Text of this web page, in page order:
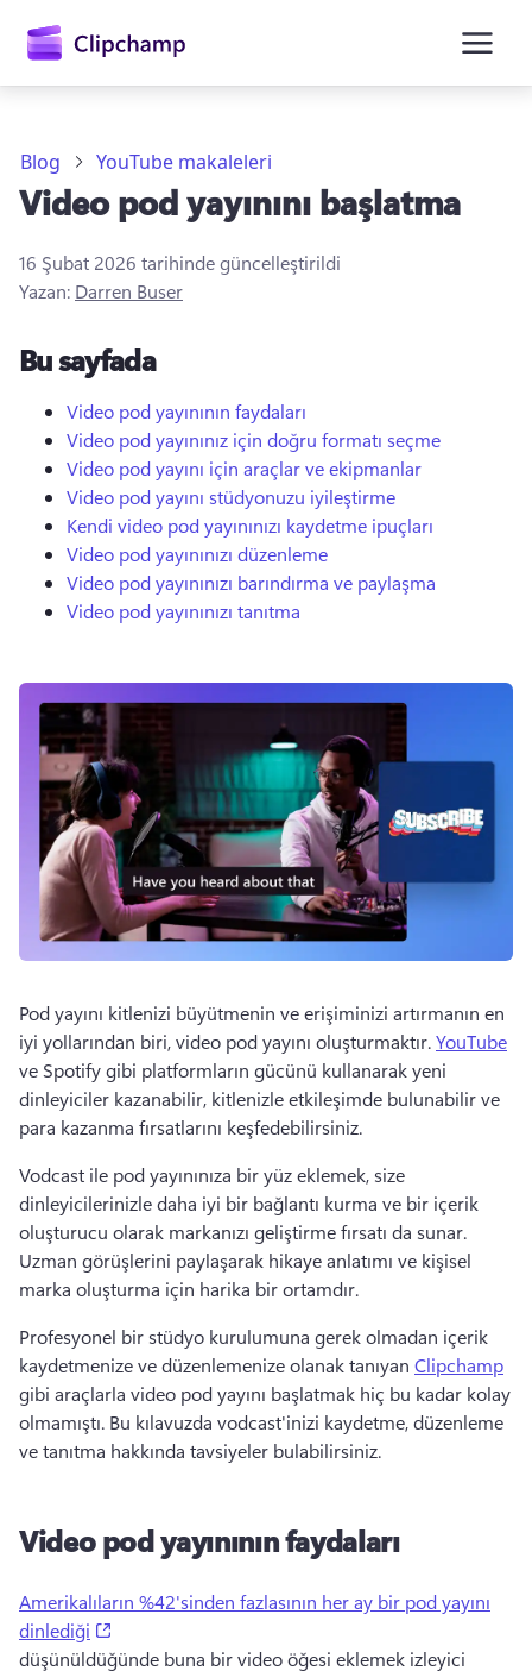
Oturum açın
Ücretsiz deneyin
Blog YouTube makaleleri
Video pod yayınını başlatma
16 Şubat 2026 tarihinde güncelleştirildi
Yazan: Darren Buser
Bu sayfada
Video pod yayınının faydaları
Video pod yayınınız için doğru formatı seçme
Video pod yayını için araçlar ve ekipmanlar
Video pod yayını stüdyonuzu iyileştirme
Kendi video pod yayınınızı kaydetme ipuçları
Video pod yayınınızı düzenleme
Video pod yayınınızı barındırma ve paylaşma
Video pod yayınınızı tanıtma
Pod yayını kitlenizi büyütmenin ve erişiminizi artırmanın en
iyi yollarından biri, video pod yayını oluşturmaktır. YouTube
ve Spotify gibi platformların gücünü kullanarak yeni
dinleyiciler kazanabilir, kitlenizle etkileşimde bulunabilir ve
para kazanma fırsatlarını keşfedebilirsiniz.
Vodcast ile pod yayınınıza bir yüz eklemek, size
dinleyicilerinizle daha iyi bir bağlantı kurma ve bir içerik
Uzman görüşlerini paylaşarak hikaye anlatımı ve kişisel
marka oluşturma için harika bir ortamdır.
Profesyonel bir stüdyo kurulumuna gerek olmadan içerik
kaydetmenize ve düzenlemenize olanak tanıyan Clipchamp
gibi araçlarla video pod yayını başlatmak hiç bu kadar kolay
olmamıştı. Bu kılavuzda vodcast'inizi kaydetme, düzenleme
ve tanıtma hakkında tavsiyeler bulabilirsiniz.
Video pod yayınının faydaları
Amerikalıların %42'sinden fazlasının her ay bir pod yayını
dinlediği
düşünüldüğünde buna bir video öğesi eklemek izleyici